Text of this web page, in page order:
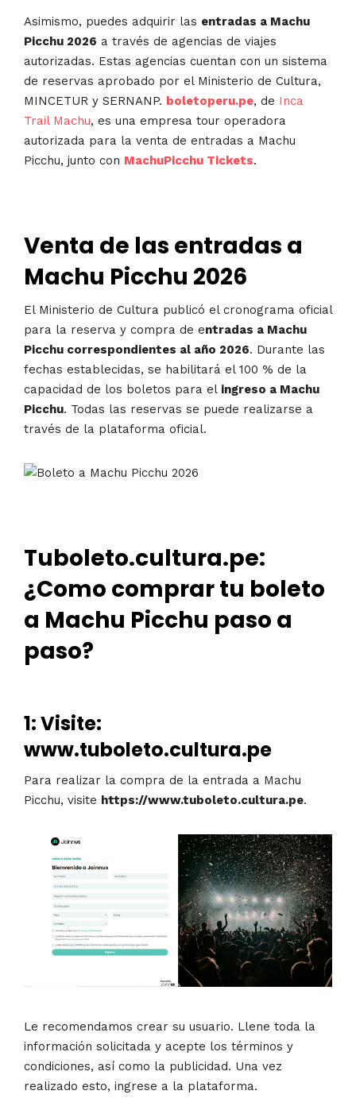
Asimismo, puedes adquirir las entradas a Machu
Picchu 2026 a través de agencias de viajes
autorizadas. Estas agencias cuentan con un sistema
de reservas aprobado por el Ministerio de Cultura,
MINCETUR y SERNANP. boletoperu.pe, de Inca
Trail Machu, es una empresa tour operadora
autorizada para la venta de entradas a Machu
Picchu, junto con MachuPicchu Tickets.
Venta de las entradas a
Machu Picchu 2026
El Ministerio de Cultura publicó el cronograma oficial
para la reserva y compra de entradas a Machu
Picchu correspondientes al año 2026. Durante las
fechas establecidas, se habilitará el 100 % de la
capacidad de los boletos para el ingreso a Machu
Picchu. Todas las reservas se puede realizarse a
través de la plataforma oficial.
Tuboleto.cultura.pe:
¿Como comprar tu boleto
a Machu Picchu paso a
paso?
1: Visite:
www.tuboleto.cultura.pe
Para realizar la compra de la entrada a Machu
Picchu, visite https://www.tuboleto.cultura.pe.
Le recomendamos crear su usuario. Llene toda la
información solicitada y acepte los términos y
condiciones, así como la publicidad. Una vez
realizado esto, ingrese a la plataforma.